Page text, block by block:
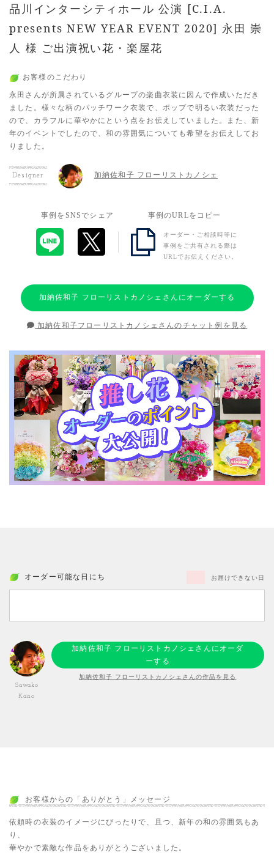
品川インターシティホール 公演 [C.I.A.
presents NEW YEAR EVENT 2020] 永田 崇
人 様 ご出演祝い花・楽屋花
お客様のこだわり
永田さんが所属されているグループの楽曲衣装に因んで作成いただき
ました。様々な柄のパッチワーク衣装で、ポップで明るい衣装だった
ので、カラフルに華やかにという点をお伝えしていました。また、新
年のイベントでしたので、和の雰囲気についても希望をお伝えしてお
りました。
Designer 加納佐和子 フローリストカノシェ
事例をSNSでシェア 事例のURLをコピー
オーダー・ご相談時等に
事例をご共有される際は
URLでお伝えください。
加納佐和子 フローリストカノシェさんにオーダーする
加納佐和子フローリストカノシェさんのチャット例を見る
オーダー可能な日にち お届けできない日
Sawako
Kano
加納佐和子 フローリストカノシェさんにオーダ
ーする
加納佐和子 フローリストカノシェさんの作品を見る
お客様からの「ありがとう」メッセージ
依頼時の衣装のイメージにぴったりで、且つ、新年の和の雰囲気もあ
り、
華やかで素敵な作品をありがとうございました。